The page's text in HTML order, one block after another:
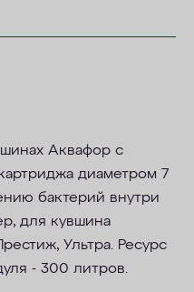
Аквафор c
диаметром 7
бактерий внутри
для кувшина
Ультра. Ресурс
- 300 литров.